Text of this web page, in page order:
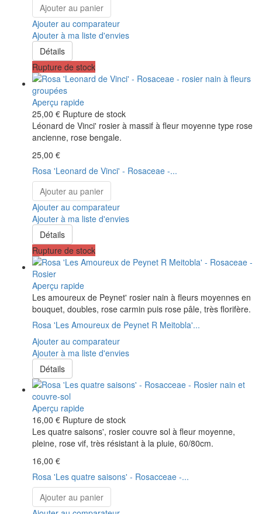
Ajouter au panier
Ajouter au comparateur
Ajouter à ma liste d'envies
Détails
Rupture de stock
Aperçu rapide
25,00 € Rupture de stock
Léonard de Vinci' rosier à massif à fleur moyenne type rose
ancienne, rose bengale.
25,00 €
Rosa 'Leonard de Vinci' - Rosaceae -...
Ajouter au panier
Ajouter au comparateur
Ajouter à ma liste d'envies
Détails
Rupture de stock
Aperçu rapide
Les amoureux de Peynet' rosier nain à fleurs moyennes en
bouquet, doubles, rose carmin puis rose pâle, très florifère.
Rosa 'Les Amoureux de Peynet R Meitobla'...
Ajouter au comparateur
Ajouter à ma liste d'envies
Détails
Aperçu rapide
16,00 € Rupture de stock
Les quatre saisons', rosier couvre sol à fleur moyenne,
pleine, rose vif, très résistant à la pluie, 60/80cm.
16,00 €
Rosa 'Les quatre saisons' - Rosacceae -...
Ajouter au panier